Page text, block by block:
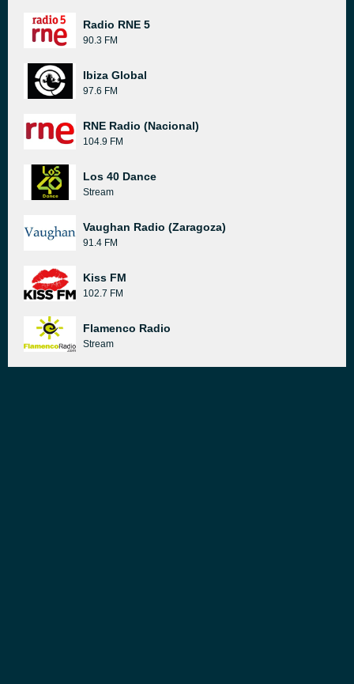
Radio RNE 5
90.3 FM
Ibiza Global
97.6 FM
RNE Radio (Nacional)
104.9 FM
Los 40 Dance
Stream
Vaughan Radio (Zaragoza)
91.4 FM
Kiss FM
102.7 FM
Flamenco Radio
Stream